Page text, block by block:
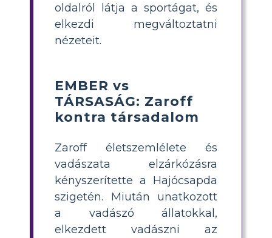
oldalról látja a sportágat, és
elkezdi megváltoztatni
nézeteit.
EMBER vs
TÁRSASÁG: Zaroff
kontra társadalom
Zaroff életszemlélete és
vadászata elzárkózásra
kényszerítette a Hajócsapda
szigetén. Miután unatkozott
a vadászó állatokkal,
elkezdett vadászni az